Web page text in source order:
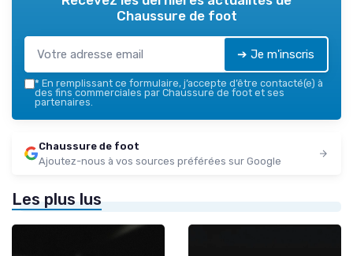
Chaussure de foot
➔ Je m'inscris
* En remplissant ce formulaire, j’accepte d’être contacté(e) à
des fins commerciales par Chaussure de foot et ses
partenaires.
Chaussure de foot
Ajoutez-nous à vos sources préférées sur Google
Les plus lus